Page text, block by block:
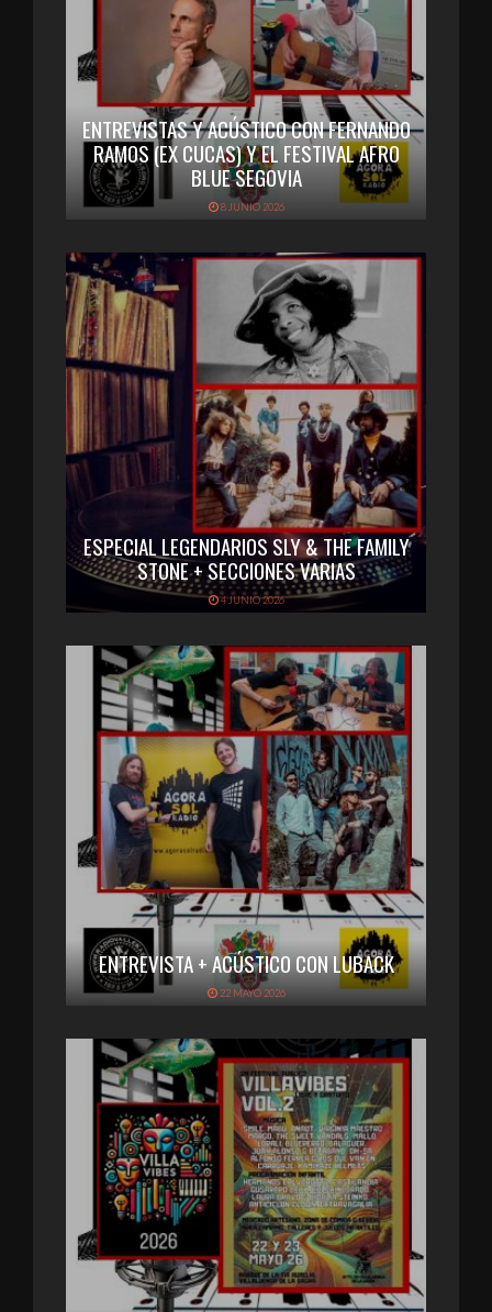
ENTREVISTAS Y ACÚSTICO CON FERNANDO
RAMOS (EX CUCAS) Y EL FESTIVAL AFRO
BLUE SEGOVIA
8 JUNIO 2026
ESPECIAL LEGENDARIOS SLY & THE FAMILY
STONE + SECCIONES VARIAS
4 JUNIO 2026
ENTREVISTA + ACÚSTICO CON LUBACK
22 MAYO 2026